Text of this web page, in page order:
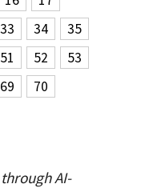
33 34
35
51 52
53
69
70
AI-